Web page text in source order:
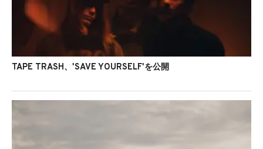
TAPE TRASH、'SAVE YOURSELF'を公開